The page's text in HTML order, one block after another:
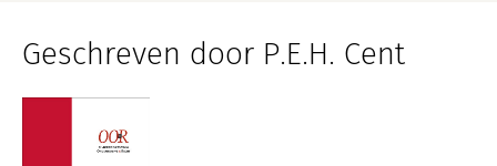
Geschreven door P.E.H. Cent